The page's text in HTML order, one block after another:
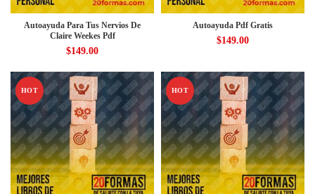
Autoayuda Para Tus Nervios De
Claire Weekes Pdf
$149.00
Autoayuda Pdf Gratis
$149.00
HOT HOT